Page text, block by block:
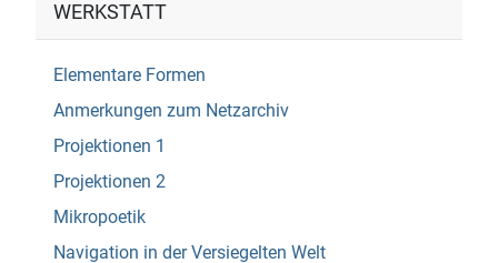
WERKSTATT
Elementare Formen
Anmerkungen zum Netzarchiv
Projektionen 1
Projektionen 2
Mikropoetik
Navigation in der Versiegelten Welt